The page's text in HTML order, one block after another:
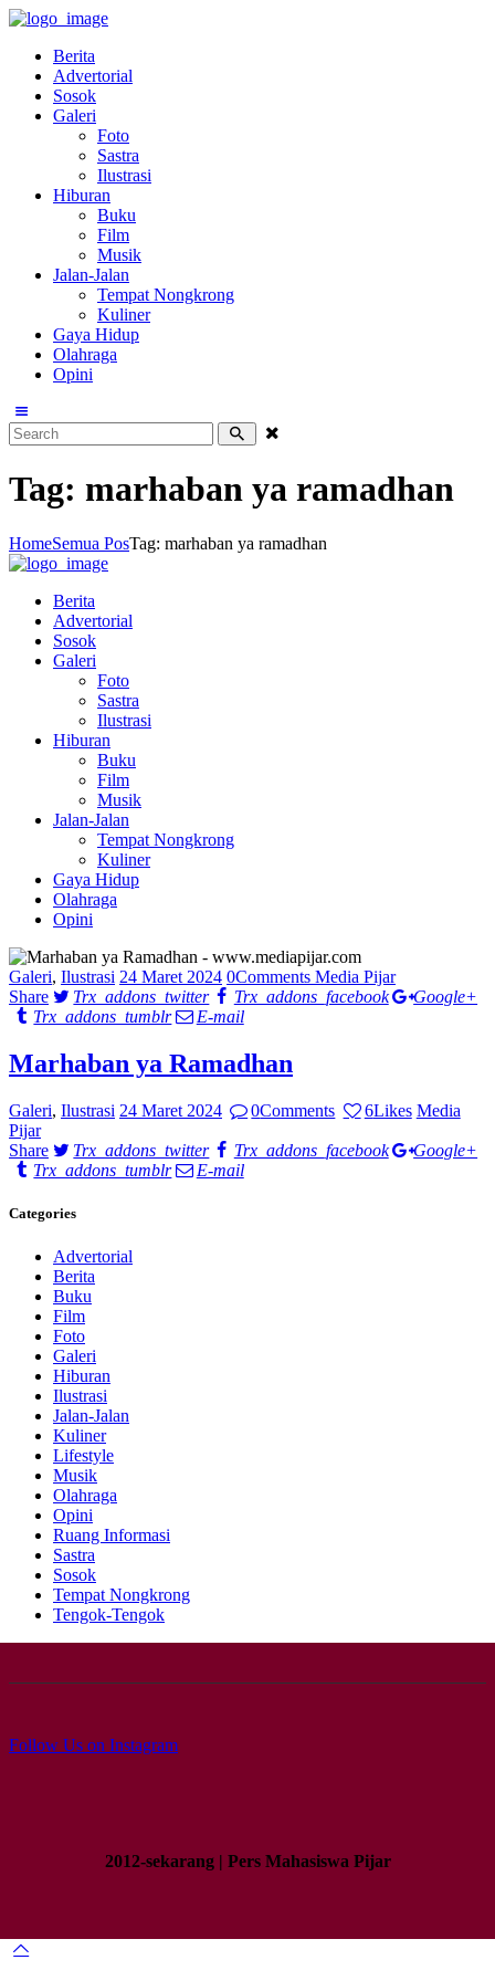
Berita
Advertorial
Sosok
Galeri
Foto
Sastra
Ilustrasi
Hiburan
Buku
Film
Musik
Jalan-Jalan
Tempat Nongkrong
Kuliner
Gaya Hidup
Olahraga
Opini
Tag: marhaban ya ramadhan
HomeSemua PosTag: marhaban ya ramadhan
Berita
Advertorial
Sosok
Galeri
Foto
Sastra
Ilustrasi
Hiburan
Buku
Film
Musik
Jalan-Jalan
Tempat Nongkrong
Kuliner
Gaya Hidup
Olahraga
Opini
Galeri, Ilustrasi 24 Maret 2024 0Comments Media Pijar
Share
Trx_addons_twitter Trx_addons_facebook
Google+
Trx_addons_tumblr
E-mail
Marhaban ya Ramadhan
Galeri, Ilustrasi 24 Maret 2024 0Comments 6Likes Media
Pijar
Share
Trx_addons_twitter Trx_addons_facebook
Google+
Trx_addons_tumblr
E-mail
Categories
Advertorial
Berita
Buku
Film
Foto
Galeri
Hiburan
Ilustrasi
Jalan-Jalan
Kuliner
Lifestyle
Musik
Olahraga
Opini
Ruang Informasi
Sastra
Sosok
Tempat Nongkrong
Tengok-Tengok
Follow Us on Instagram
2012-sekarang | Pers Mahasiswa Pijar